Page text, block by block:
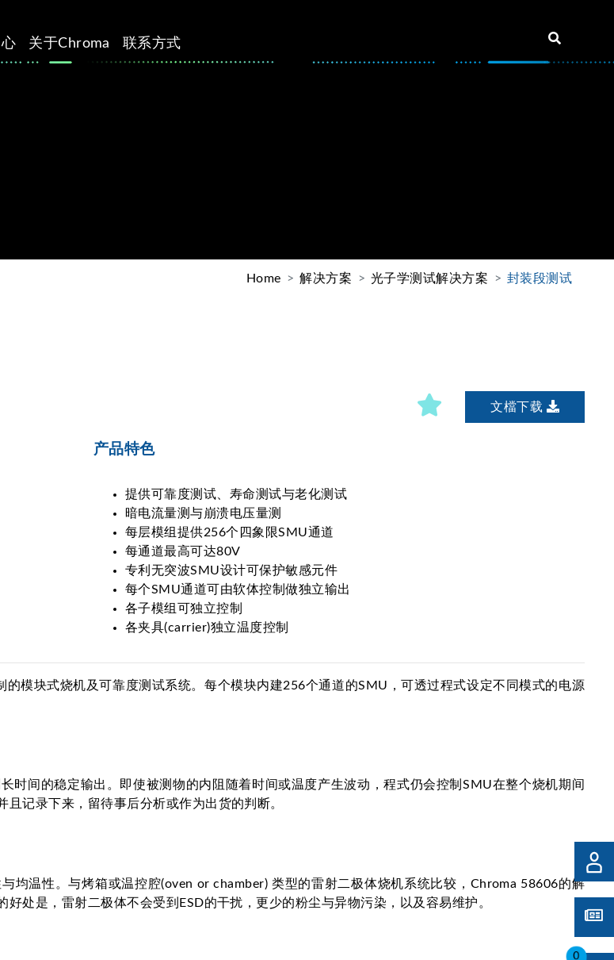
关于Chroma 联系方式
0
Home 解决方案 光子学测试解决方案 封装段测试
文檔下载
产品特色
提供可靠度测试、寿命测试与老化测试
暗电流量测与崩溃电压量测
每层模组提供256个四象限SMU通道
每通道最高可达80V
专利无突波SMU设计可保护敏感元件
每个SMU通道可由软体控制做独立输出
各子模组可独立控制
各夹具(carrier)独立温度控制
模块式烧机及可靠度测试系统。每个模块内建256个通道的SMU，可透过程式设定不同模式的电源
时间的稳定输出。即使被测物的内阻随着时间或温度产生波动，程式仍会控制SMU在整个烧机期间
记录下来，留待事后分析或作为出货的判断。
均温性。与烤箱或温控腔(oven or chamber) 类型的雷射二极体烧机系统比较，Chroma 58606的解
处是，雷射二极体不会受到ESD的干扰，更少的粉尘与异物污染，以及容易维护。